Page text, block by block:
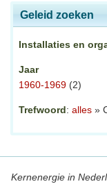
Geleid zoeken
Installaties en
Jaar
1960-1969 (2)
Trefwoord: alles »
Kernenergie in